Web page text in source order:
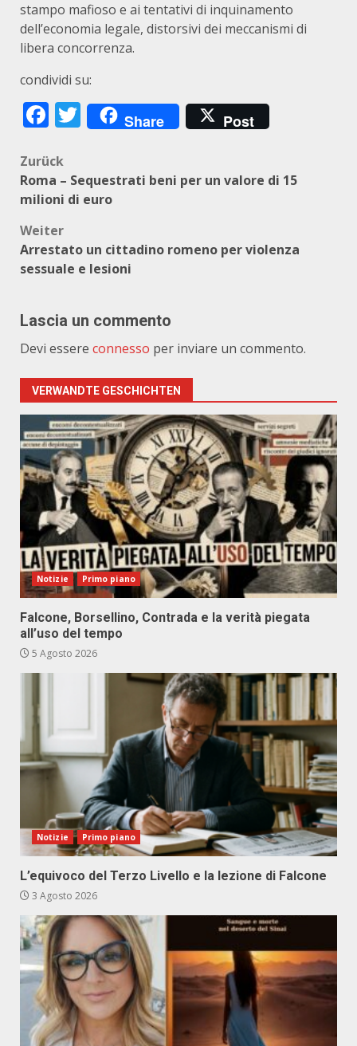
stampo mafioso e ai tentativi di inquinamento
dell’economia legale, distorsivi dei meccanismi di
libera concorrenza.
condividi su:
Facebook
Twitter
Share Post
Beitragsnavigation
Zurück
Roma – Sequestrati beni per un valore di 15
milioni di euro
Weiter
Arrestato un cittadino romeno per violenza
sessuale e lesioni
Lascia un commento
Devi essere connesso per inviare un commento.
VERWANDTE GESCHICHTEN
Notizie Primo piano
Falcone, Borsellino, Contrada e la verità piegata
all’uso del tempo
5 Agosto 2026
Notizie Primo piano
L’equivoco del Terzo Livello e la lezione di Falcone
3 Agosto 2026